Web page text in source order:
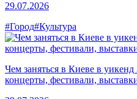
29.07.2026
#Город#Культура
Чем заняться в Киеве в
концерты, фестивали,